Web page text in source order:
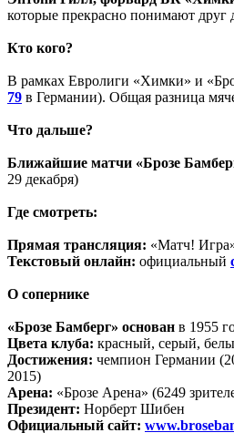
которые прекрасно понимают
Кто кого?
В рамках Евролиги «Химки» и
79 в Германии). Общая разница
Что дальше?
Ближайшие матчи «Брозе
29 декабря)
Где смотреть:
Прямая трансляция: «Матч!
Текстовый онлайн: официальный
О сопернике
«Брозе Бамберг» основан в 1955
Цвета клуба: красный, серый,
Достижения: чемпион Германии
2015)
Арена: «Брозе Арена» (6249
Президент: Норберт Шибен
Официальный сайт: